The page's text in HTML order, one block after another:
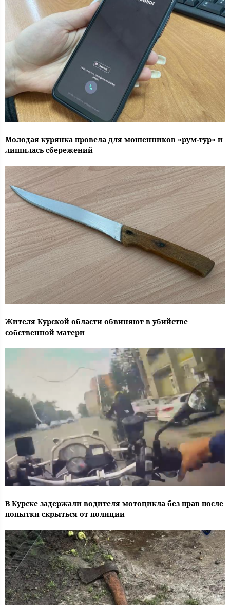
Молодая курянка провела для мошенников «рум-тур» и
лишилась сбережений
Жителя Курской области обвиняют в убийстве
собственной матери
В Курске задержали водителя мотоцикла без прав после
попытки скрыться от полиции